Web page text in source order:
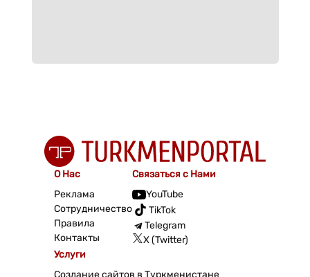
О Нас
Реклама
Сотрудничество
Правила
Контакты
Связаться с Нами
YouTube
TikTok
Telegram
X (Twitter)
Услуги
Создание сайтов в Туркменистане